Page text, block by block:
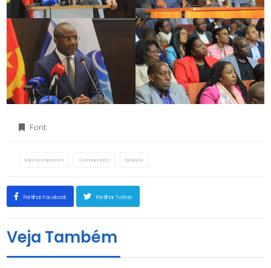
Font:
Sala de Imprensa Comunicados Notícias
Partilhar Facebook Partilhar Twitter
Veja Também